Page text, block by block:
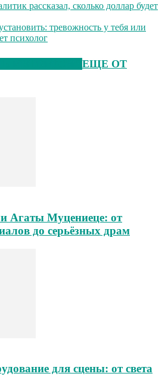
рассказал, сколько доллар будет
тревожность у тебя или
психолог
ЕЩЕ ОТ
Агаты Муцениеце: от
до серьёзных драм
для сцены: от света